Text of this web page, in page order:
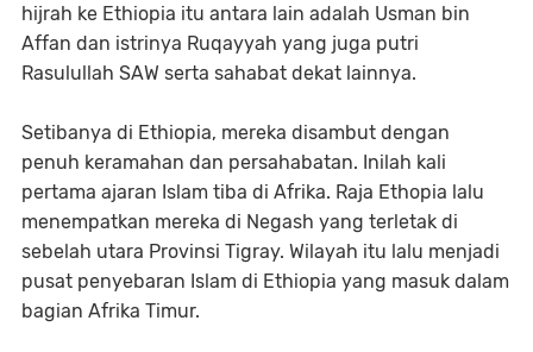
hijrah ke Ethiopia itu antara lain adalah Usman bin
Affan dan istrinya Ruqayyah yang juga putri
Rasulullah SAW serta sahabat dekat lainnya.
Setibanya di Ethiopia, mereka disambut dengan
penuh keramahan dan persahabatan. Inilah kali
pertama ajaran Islam tiba di Afrika. Raja Ethopia lalu
menempatkan mereka di Negash yang terletak di
sebelah utara Provinsi Tigray. Wilayah itu lalu menjadi
pusat penyebaran Islam di Ethiopia yang masuk dalam
bagian Afrika Timur.